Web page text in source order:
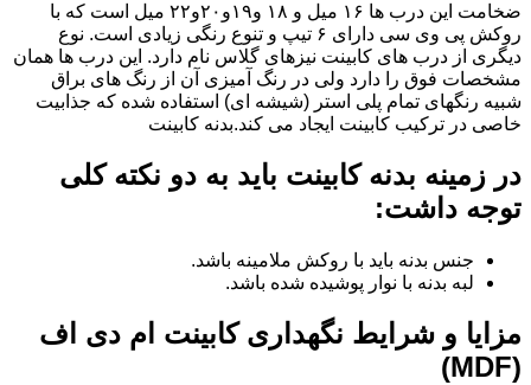
ضخامت این درب ها ۱۶ میل و ۱۸ و١٩و٢٠و٢٢ میل است که با
روکش پی وی سی دارای ۶ تیپ و تنوع رنگی زیادی است. نوع
دیگری از درب های کابینت نیزهای گلاس نام دارد. این درب ها همان
مشخصات فوق را دارد ولی در رنگ آمیزی آن از رنگ های براق
شبیه رنگهای تمام پلی استر (شیشه ای) استفاده شده که جذابیت
خاصی در ترکیب کابینت ایجاد می کند.بدنه کابینت
در زمینه بدنه کابینت باید به دو نکته کلی
توجه داشت:
جنس بدنه باید با روکش ملامینه باشد.
لبه بدنه با نوار پوشیده شده باشد.
مزایا و شرایط نگهداری کابینت ام دی اف
(MDF)